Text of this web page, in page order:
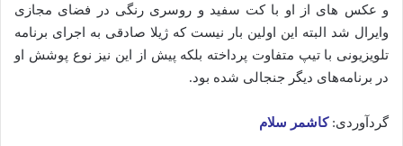
و عکس های از او با کت سفید و روسری رنگی در فضای مجازی
وایرال شد البته این اولین بار نیست که ژیلا صادقی به اجرای برنامه
تلویزیونی با تیپ متفاوت پرداخته بلکه پیش از این نیز نوع پوشش او
در برنامه‌های دیگر جنجالی شده‌ بود.
گردآوردی:کاشمر سلام